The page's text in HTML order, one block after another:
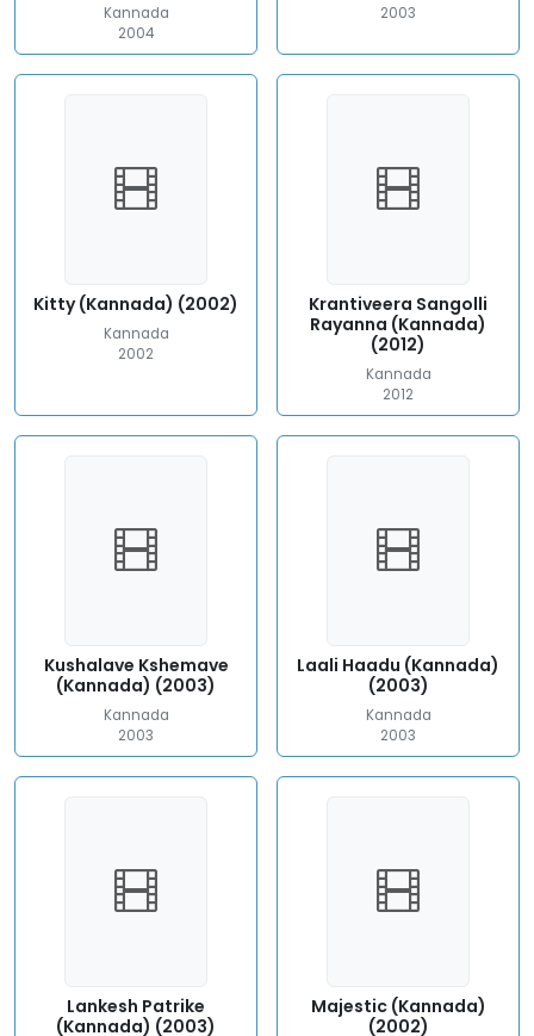
Kannada
2004
2003
Kitty (Kannada) (2002)
Kannada
2002
Krantiveera Sangolli
Rayanna (Kannada)
(2012)
Kannada
2012
Kushalave Kshemave
(Kannada) (2003)
Kannada
2003
Laali Haadu (Kannada)
(2003)
Kannada
2003
Lankesh Patrike
(Kannada) (2003)
Majestic (Kannada)
(2002)